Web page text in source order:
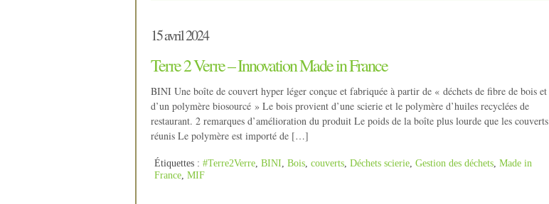
15 avril 2024
Terre 2 Verre – Innovation Made in France
BINI Une boîte de couvert hyper léger conçue et fabriquée à partir de « déchets de fibre de bois et
d’un polymère biosourcé » Le bois provient d’une scierie et le polymère d’huiles recyclées de
restaurant. 2 remarques d’amélioration du produit Le poids de la boîte plus lourde que les couverts
réunis Le polymère est importé de […]
Étiquettes : #Terre2Verre BINI Bois couverts Déchets scierie Gestion des déchets Made in
France MIF